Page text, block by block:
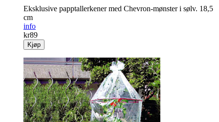
Eksklusive papptallerkener med Chevron-mønster i sølv. 18,5
cm
info
kr89
Kjøp